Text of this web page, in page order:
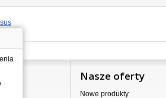
Nasze oferty
Nowe produkty